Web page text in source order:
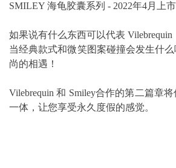
SMILEY 海龟胶囊系列 - 2022年4月上市
如果说有什么东西可以代表 Vilebrequin
当经典款式和微笑图案碰撞会发生什
尚的相遇！
Vilebrequin 和 Smiley合作的第二篇章
一体，让您享受永久度假的感觉。